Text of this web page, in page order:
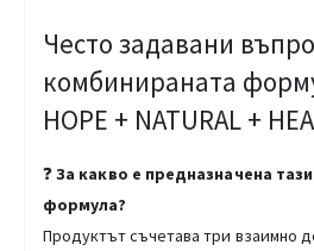
Често задавани
комбинираната
HOPE + NATURAL +
❓За какво е предназначена
формула?
Продуктът съчетава три взаимно